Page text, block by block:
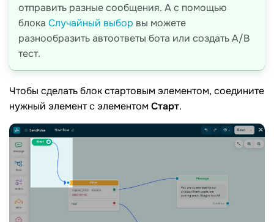
отправить разные сообщения. А с помощью
блока Случайный выбор вы можете
разнообразить автоответы бота или создать A/B
тест.
Чтобы сделать блок стартовым элементом, соедините
нужный элемент с элементомСтарт.